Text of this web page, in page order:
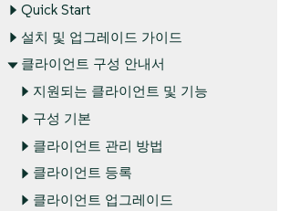
Quick Start
설치 및 업그레이드 가이드
클라이언트 구성 안내서
지원되는 클라이언트 및 기능
구성 기본
클라이언트 관리 방법
클라이언트 등록
클라이언트 업그레이드